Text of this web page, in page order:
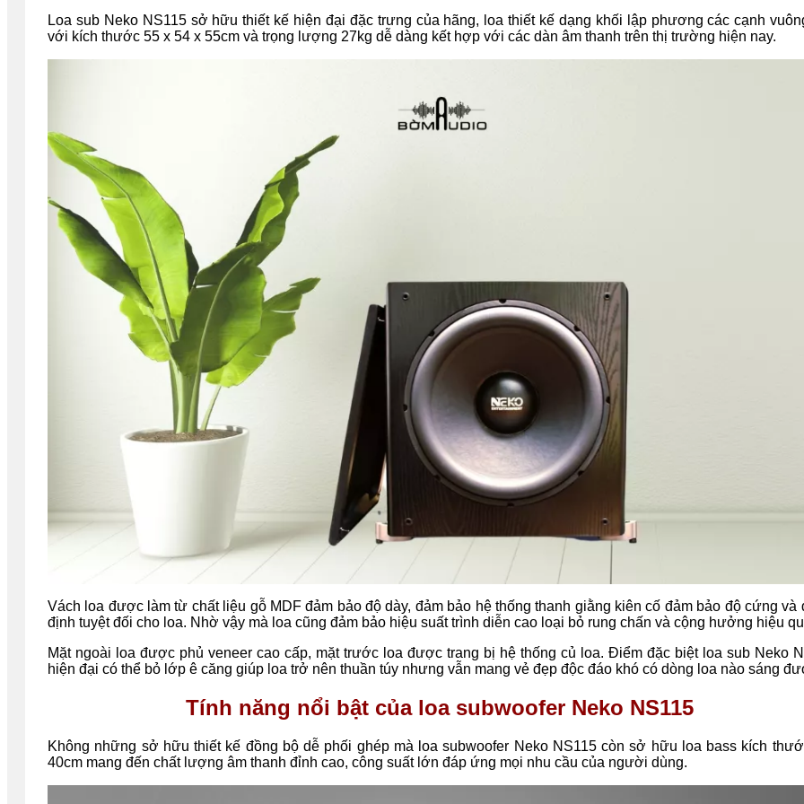
Loa sub Neko NS115 sở hữu thiết kế hiện đại đặc trưng của hãng, loa thiết kế dạng khối lập phương các cạnh
với kích thước 55 x 54 x 55cm và trọng lượng 27kg dễ dàng kết hợp với các dàn âm thanh trên thị trường hiện nay.
Vách loa được làm từ chất liệu gỗ MDF đảm bảo độ dày, đảm bảo hệ thống thanh giằng kiên cố đảm bảo độ cứng và
định tuyệt đối cho loa. Nhờ vậy mà loa cũng đảm bảo hiệu suất trình diễn cao loại bỏ rung chấn và cộng hưởng hiệu
Mặt ngoài loa được phủ veneer cao cấp, mặt trước loa được trang bị hệ thống củ loa. Điểm đặc biệt loa sub Neko
hiện đại có thể bỏ lớp ê căng giúp loa trở nên thuần túy nhưng vẫn mang vẻ đẹp độc đáo khó có dòng loa nào sáng
Tính năng nổi bật của loa subwoofer Neko NS115
Không những sở hữu thiết kế đồng bộ dễ phối ghép mà loa subwoofer Neko NS115 còn sở hữu loa bass kích
40cm mang đến chất lượng âm thanh đỉnh cao, công suất lớn đáp ứng mọi nhu cầu của người dùng.